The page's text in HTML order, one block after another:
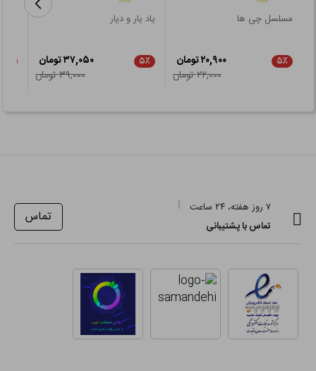
مسلسل چی ها
۵٪
۲۰,۹۰۰ تومان
۲۲,۰۰۰ تومان
یاد یار و دیار
۵٪
۳۷,۰۵۰ تومان
۳۹,۰۰۰ تومان
۷ روز هفته، ۲۴ ساعت
تماس با پشتیبانی
تماس